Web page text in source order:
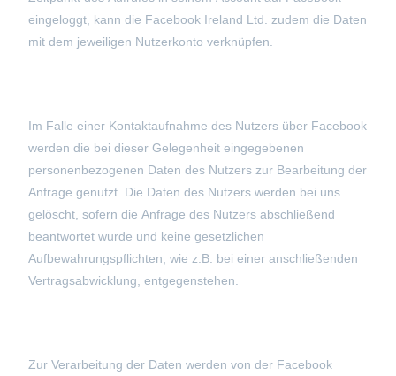
eingeloggt, kann die Facebook Ireland Ltd. zudem die Daten
mit dem jeweiligen Nutzerkonto verknüpfen.
Im Falle einer Kontaktaufnahme des Nutzers über Facebook
werden die bei dieser Gelegenheit eingegebenen
personenbezogenen Daten des Nutzers zur Bearbeitung der
Anfrage genutzt. Die Daten des Nutzers werden bei uns
gelöscht, sofern die Anfrage des Nutzers abschließend
beantwortet wurde und keine gesetzlichen
Aufbewahrungspflichten, wie z.B. bei einer anschließenden
Vertragsabwicklung, entgegenstehen.
Zur Verarbeitung der Daten werden von der Facebook